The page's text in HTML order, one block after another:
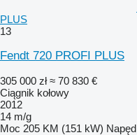
PLUS
13
Fendt 720 PROFI PLUS
305 000 zł ≈ 70 830 €
Ciągnik kołowy
2012
14 m/g
Moc 205 KM (151 kW) Napęd